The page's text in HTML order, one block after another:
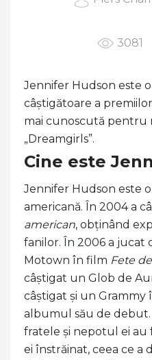
3081
Jennifer Hudson este
câștigătoare a
mai cunoscută pentru
„Dreamgirls”.
Cine este
Jennifer Hudson este
americană. În 2004 a
american, obținând
fanilor. În 2006 a jucat
Motown în film Fete
câștigat un Glob de
câștigat și un
albumul său de debut.
fratele și nepotul ei au
ei înstrăinat, ceea ce a